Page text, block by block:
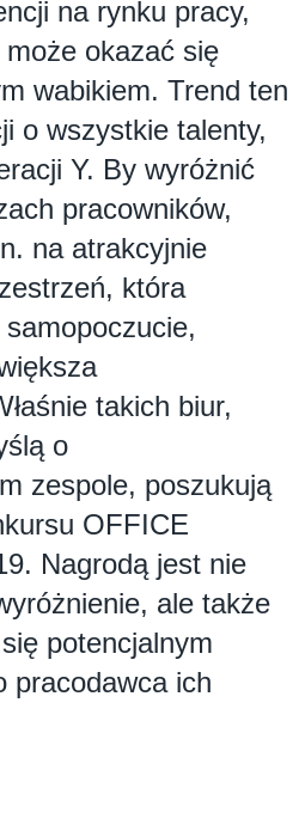
na rynku pracy,
okazać się
wabikiem. Trend ten
o wszystkie talenty,
Y. By wyróżnić
pracowników,
na atrakcyjnie
która
takich biur,
o
zespole, poszukują
OFFICE
Nagrodą jest nie
ale także
potencjalnym
pracodawca ich